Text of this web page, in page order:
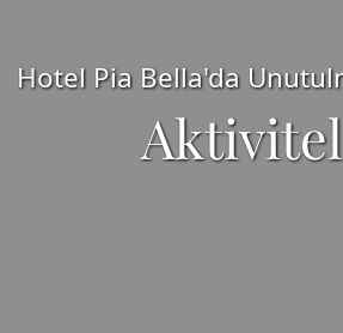
Hotel Pia Bella'da